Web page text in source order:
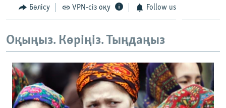
Бөлісу VPN-сіз оқу Follow us
Оқыңыз. Көріңіз. Тыңдаңыз